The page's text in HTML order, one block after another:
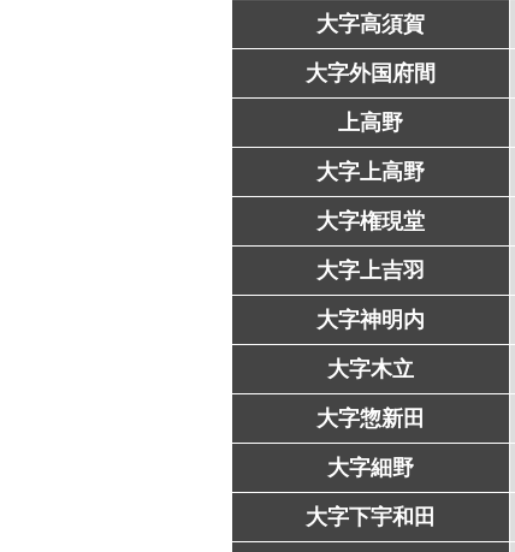
大字高須賀
大字外国府間
上高野
大字上高野
大字権現堂
大字上吉羽
大字神明内
大字木立
大字惣新田
大字細野
大字下宇和田